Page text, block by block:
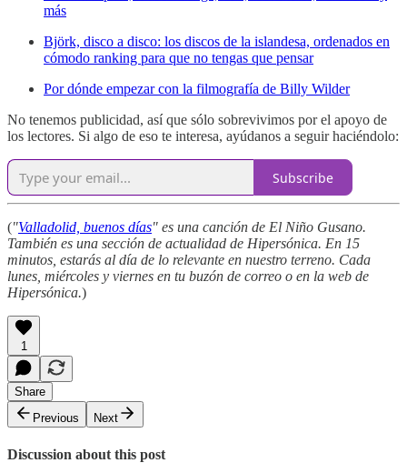
más
Björk, disco a disco: los discos de la islandesa, ordenados en
cómodo ranking para que no tengas que pensar
Por dónde empezar con la filmografía de Billy Wilder
No tenemos publicidad, así que sólo sobrevivimos por el apoyo de
los lectores. Si algo de eso te interesa, ayúdanos a seguir haciéndolo:
Subscribe
("Valladolid, buenos días" es una canción de El Niño Gusano.
También es una sección de actualidad de Hipersónica. En 15
minutos, estarás al día de lo relevante en nuestro terreno. Cada
lunes, miércoles y viernes en tu buzón de correo o en la web de
Hipersónica.)
1
Share
Previous
Next
Discussion about this post